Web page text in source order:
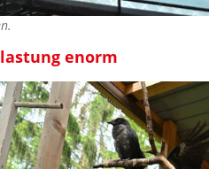
enorm